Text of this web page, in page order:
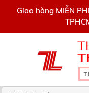
Giao hàng MIỄN
0909445903